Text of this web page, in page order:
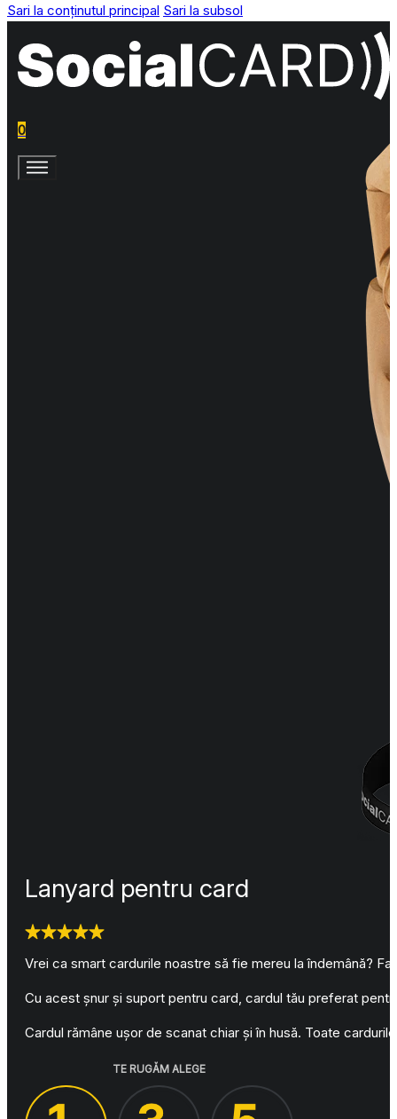
Sari la conținutul principal Sari la subsol
0
Lanyard pentru card
Vrei ca smart cardurile noastre să fie mereu la îndemână?
Cu acest șnur și suport pentru card, cardul tău preferat
Cardul rămâne ușor de scanat chiar și în husă. Toate
TE RUGĂM ALEGE